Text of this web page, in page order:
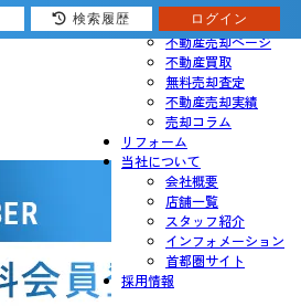
売りたい
不動産売却ページ
不動産買取
無料売却査定
不動産売却実績
売却コラム
リフォーム
当社について
会社概要
店舗一覧
スタッフ紹介
インフォメーション
首都圏サイト
採用情報
検索履歴 ログイン